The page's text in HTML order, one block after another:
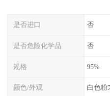
是否进口 否
是否危险化学品 否
规格 95%
颜色/外观 白色粉